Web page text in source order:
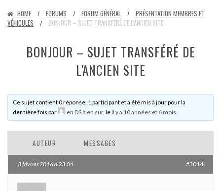
HOME / FORUMS / FORUM GÉNÉRAL /
PRÉSENTATION MEMBRES ET
VÉHICULES
/ BONJOUR – SUJET TRANSFÉRÉ DE L'ANCIEN SITE
BONJOUR – SUJET TRANSFÉRÉ DE
L'ANCIEN SITE
Ce sujet contient 0 réponse, 1 participant et a été mis à jour pour la
dernière fois par
en DS bien sur, leil y a 10 années et 6 mois
AUTEUR MESSAGES
3 février 2016 à 23:04 #3014